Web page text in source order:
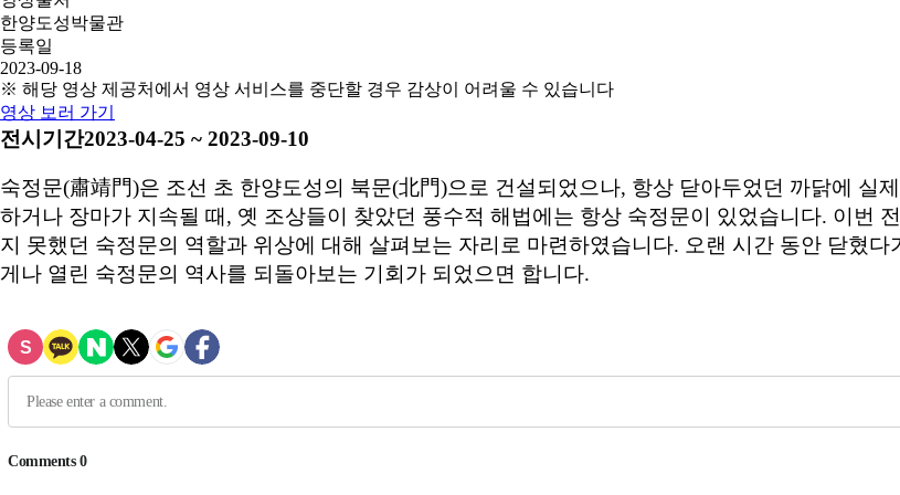
한양도성박물관
등록일
2023-09-18
※ 해당 영상 제공처에서 영상 서비스를 중단할 경우 감상이 어려울 수 있습니다
영상 보러 가기
전시기간2023-04-25 ~ 2023-09-10
숙정문(肅靖門)은 조선 초 한양도성의 북문(北門)으로 건설되었으나, 항상 닫아두었던 까닭에 실
하거나 장마가 지속될 때, 옛 조상들이 찾았던 풍수적 해법에는 항상 숙정문이 있었습니다. 이번
지 못했던 숙정문의 역할과 위상에 대해 살펴보는 자리로 마련하였습니다. 오랜 시간 동안 닫혔
게나 열린 숙정문의 역사를 되돌아보는 기회가 되었으면 합니다.